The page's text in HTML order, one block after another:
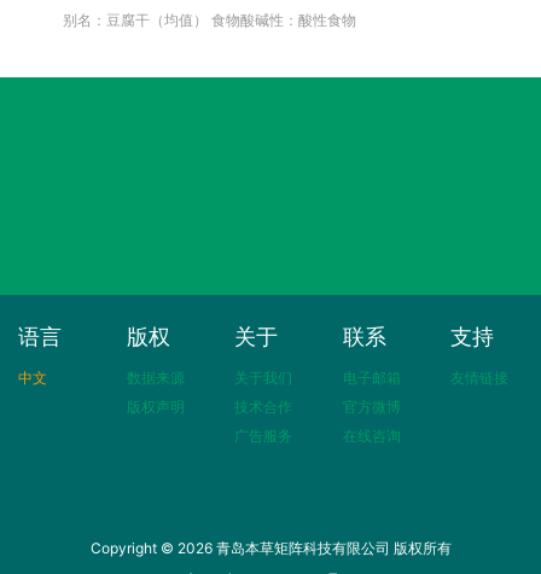
别名：豆腐干（均值）食物酸碱性：酸性食物
语言
中文
版权
数据来源
版权声明
关于
关于我们
技术合作
广告服务
联系
电子邮箱
官方微博
在线咨询
支持
友情链接
Copyright © 2026 青岛本草矩阵科技有限公司 版权所有